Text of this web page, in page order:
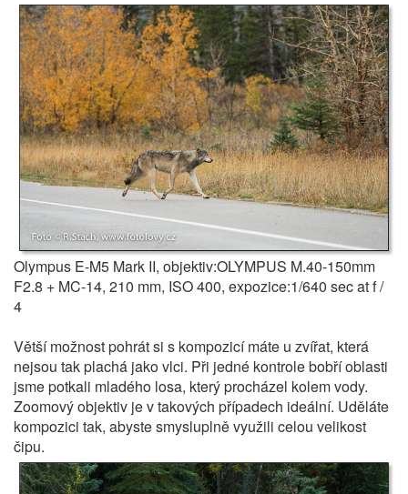
Olympus E-M5 Mark II, objektiv:OLYMPUS M.40-150mm
F2.8 + MC-14, 210 mm, ISO 400, expozice:1/640 sec at f /
4
Větší možnost pohrát si s kompozicí máte u zvířat, která
nejsou tak plachá jako vlci. Při jedné kontrole bobří oblasti
jsme potkali mladého losa, který procházel kolem vody.
Zoomový objektiv je v takových případech ideální. Uděláte
kompozici tak, abyste smysluplně využili celou velikost
čipu.